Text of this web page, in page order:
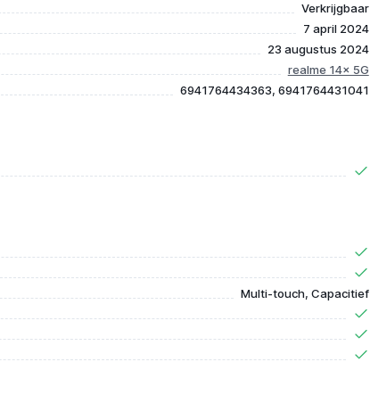
Verkrijgbaar
7 april 2024
23 augustus 2024
realme 14x 5G
6941764434363, 6941764431041
Multi-touch, Capacitief